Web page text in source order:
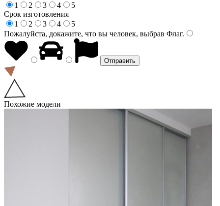
1
2 3 4
5
Срок изготовления
1
2 3 4
5
Пожалуйста, докажите, что вы человек, выбрав Флаг.
Похожие модели